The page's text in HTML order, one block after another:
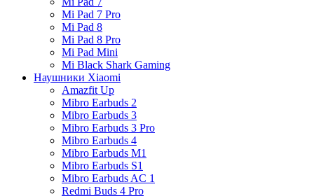
Mi Pad 7 Pro
Mi Pad 8
Mi Pad 8 Pro
Mi Pad Mini
Mi Black Shark Gaming
Наушники Xiaomi
Amazfit Up
Mibro Earbuds 2
Mibro Earbuds 3
Mibro Earbuds 3 Pro
Mibro Earbuds 4
Mibro Earbuds M1
Mibro Earbuds S1
Mibro Earbuds AC 1
Redmi Buds 4 Pro